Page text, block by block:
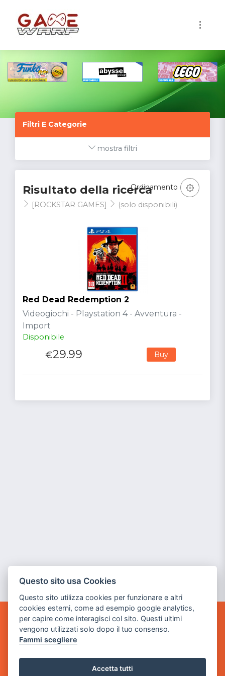
Filtri E Categorie
mostra filtri
Risultato della ricerca
[ROCKSTAR GAMES] (solo disponibili)
Ordinamento
Red Dead Redemption 2
Videogiochi - Playstation 4 - Avventura -
Import
Disponibile
€29.99 Buy
GAME WARP
BY POWER GAME SRL
Sede Legale
via Villaggio dei Platani, 3
Questo sito usa Cookies
Questo sito utilizza cookies per funzionare e altri
cookies esterni, come ad esempio google analytics,
per capire come interagisci col sito. Questi ultimi
vengono utilizzati solo dopo il tuo consenso.
Fammi scegliere
Accetta tutti